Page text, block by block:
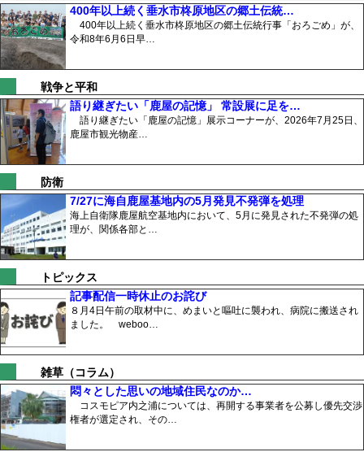
400年以上続く垂水市柊原地区の郷土伝統…
400年以上続く垂水市柊原地区の郷土伝統行事「おろごめ」が、
令和8年6月6日早…
戦争と平和
語り継ぎたい「鹿屋の記憶」 常設展に足を…
語り継ぎたい「鹿屋の記憶」展示コーナーが、2026年7月25日、
鹿屋市観光物産…
防衛
7/27に海自鹿屋基地内の5月発見不発弾を処理
海上自衛隊鹿屋航空基地内において、5月に発見された不発弾の処
理が、関係各部と…
トピックス
記事配信一時休止のお詫び
８月4日午前の取材中に、めまいと嘔吐に襲われ、病院に搬送され
ました。 weboo…
雑草（コラム）
悶々とした思いの地域住民なのか…
コスモピア内之浦については、再開する事業者を公募し優先交渉
権者が選定され、その…